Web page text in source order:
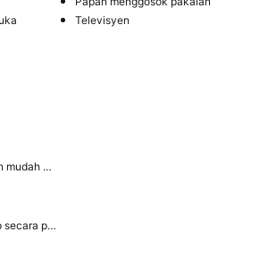
Televisyen
Tempat letak kenderaan mudah diakses
Kanak-kanak menginap secara percuma